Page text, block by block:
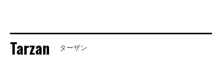
Tarzan ターザン